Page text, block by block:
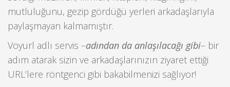
mutluluğunu, gezip gördüğü yerleri arkadaşlarıyla
paylaşmayan kalmamıştır.
Voyurl adlı servis –adından da anlaşılacağı gibi– bir
adım atarak sizin ve arkadaşlarınızın ziyaret ettiği
URL’lere röntgenci gibi bakabilmenizi sağlıyor!